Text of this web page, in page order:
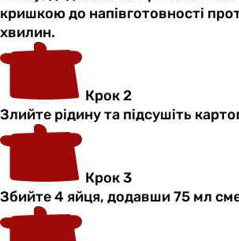
кришкою до напівготовності
хвилин.
Крок 2
Злийте рідину та підсушіть
Крок 3
Збийте 4 яйця, додавши 75 мл